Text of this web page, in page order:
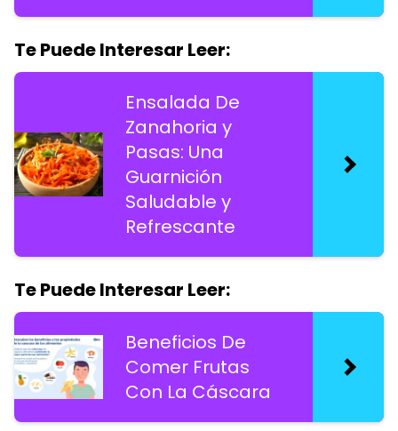
Te Puede Interesar Leer:
Ensalada De
Zanahoria y
Pasas: Una
Guarnición
Saludable y
Refrescante
Te Puede Interesar Leer:
Beneficios De
Comer Frutas
Con La Cáscara